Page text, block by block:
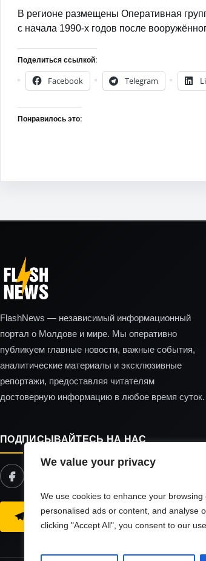
We value your privacy
We use cookies to enhance your
personalised ads or content, and analyse
clicking "Accept All", you consent to our
В регионе размещены Оперативная
с начала 1990-х годов после
Поделиться ссылкой:
Facebook
Telegram
Понравилось это:
FlashNews — независимый информационный
портал о Молдове и мире. Мы оперативно
публикуем главные новости, важные события,
аналитические материалы и эксклюзивные
репортажи, предоставляя читателям
достоверную информацию в любое время суток.
ПОДПИСЫВАЙТЕСЬ НА НАС
ЧИТАЙТЕ НАС В TELEGRAM